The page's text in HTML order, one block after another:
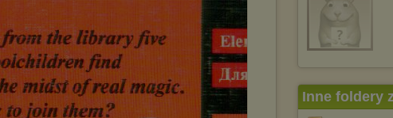
Inne foldery